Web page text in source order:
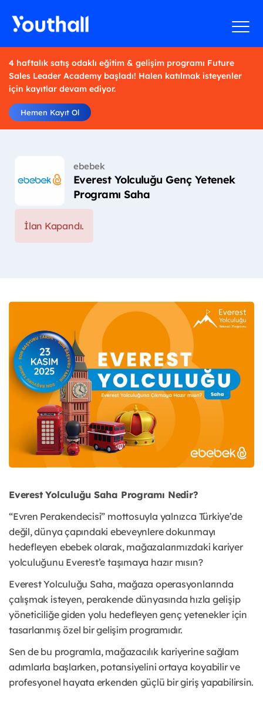
4 haftalık satış odaklı eğitim & gelişim programı Future
Sales Leader Academy başladı! Halen katılmak isteyenler
için kayıtlar devam ediyor.
Hemen Kayıt Ol
ebebek
Everest Yolculuğu Genç Yetenek
Programı Saha
İlan Kapandı.
Everest Yolculuğu Saha Programı Nedir?
“Evren Perakendecisi” mottosuyla yalnızca Türkiye’de
değil, dünya çapındaki ebeveynlere dokunmayı
hedefleyen ebebek olarak, mağazalarımızdaki kariyer
yolculuğunu Everest’e taşımaya hazır mısın?
Everest Yolculuğu Saha, mağaza operasyonlarında
çalışmak isteyen, perakende dünyasında hızla gelişip
yöneticiliğe giden yolu hedefleyen genç yetenekler için
tasarlanmış özel bir gelişim programıdır.
Sen de bu programla, mağazacılık kariyerine sağlam
adımlarla başlarken, potansiyelini ortaya koyabilir ve
profesyonel hayata erkenden güçlü bir giriş yapabilirsin.